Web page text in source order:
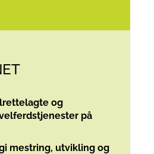
og
på
mestring, utvikling og